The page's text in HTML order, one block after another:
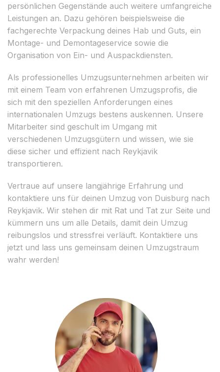
persönlichen Gegenstände auch weitere umfangreiche
Leistungen an. Dazu gehören beispielsweise die
fachgerechte Verpackung deines Hab und Guts, ein
Montage- und Demontageservice sowie die
Organisation von Ein- und Auspackdiensten.
Als professionelles Umzugsunternehmen arbeiten wir
mit einem Team von erfahrenen Umzugsprofis, die
sich mit den speziellen Anforderungen eines
internationalen Umzugs bestens auskennen. Unsere
Mitarbeiter sind geschult im Umgang mit
verschiedenen Umzugsgütern und wissen, wie sie
diese sicher und effizient nach Reykjavik
transportieren.
Vertraue auf unsere langjährige Erfahrung und
kontaktiere uns für deinen Umzug von Duisburg nach
Reykjavik. Wir stehen dir mit Rat und Tat zur Seite und
kümmern uns um alle Details, damit dein Umzug
reibungslos und stressfrei verläuft. Kontaktiere uns
jetzt und lass uns gemeinsam deinen Umzugstraum
wahr werden!